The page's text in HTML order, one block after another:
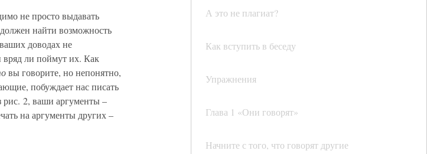
А это не плагиат?
Как вступить в беседу
Упражнения
Глава 1 «Они говорят»
Начните с того, что говорят другие
не просто выдавать
найти возможность
доводах не
вряд ли поймут их. Как
вы говорите, но непонятно,
побуждает нас писать
рис. 2, ваши аргументы –
на аргументы других –